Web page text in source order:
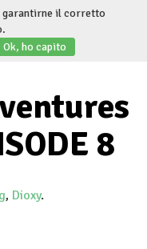
8
, Dioxy.
garantirne il corretto
Ok, ho capito